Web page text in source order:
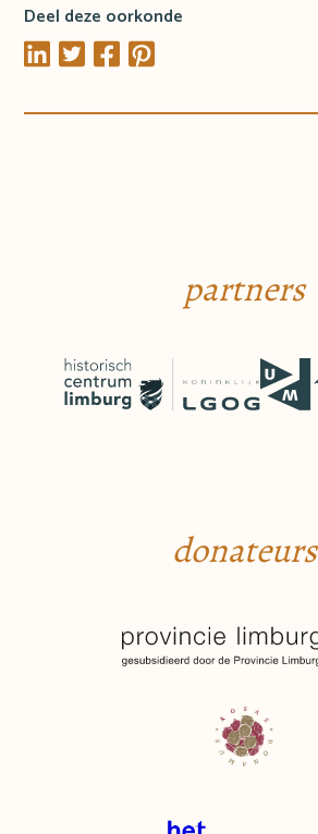
Deel deze oorkonde
partners
donateurs